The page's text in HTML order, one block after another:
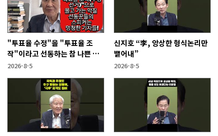
"투표율 수정"을 "투표율 조
작"이라고 선동하는 참 나쁜 사
람들!
2026-8-5
신지호 “李, 앙상한 형식논리만
뱉어내”
2026-8-5